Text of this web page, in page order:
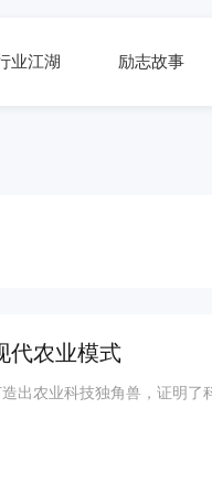
业江湖 励志故事
代农业模式
出农业科技独角兽，证明了